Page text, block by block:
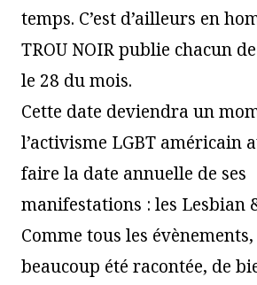
temps. C’est d’ailleurs en
TROU NOIR publie chacun
le 28 du mois.
Cette date deviendra un
l’activisme LGBT américain
faire la date annuelle de ses
manifestations : les Lesbian
Comme tous les
beaucoup été racontée, de